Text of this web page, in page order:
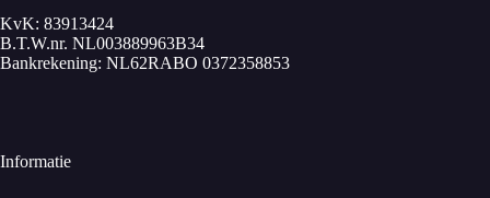
KvK: 83913424
B.T.W.nr. NL003889963B34
Bankrekening: NL62RABO 0372358853
Informatie